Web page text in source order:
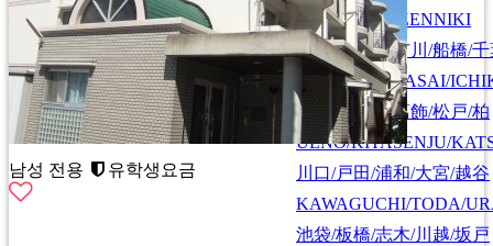
SHUTOKEN ZENNIKI
江戸川/葛西/市川/船橋/千
EDOGAWA/KASAI/
上野/北千住/葛飾/松戸/柏
UENO/KITASENJU/
川口/戸田/浦和/大宮/越谷
KAWAGUCHI/TODA/
池袋/板橋/志木/川越/坂戸
남성 전용 유학생요금